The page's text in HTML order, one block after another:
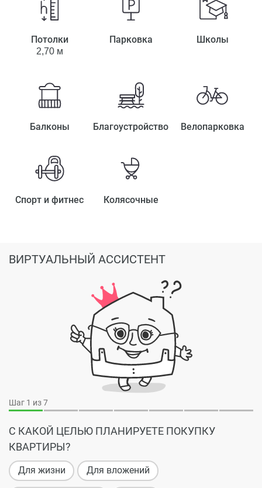
Потолки
2,70 м
Парковка Школы
Балконы Благоустройство Велопарковка
Спорт и фитнес Колясочные
Шаг 1 из 7
С КАКОЙ ЦЕЛЬЮ ПЛАНИРУЕТЕ ПОКУПКУ
КВАРТИРЫ?
Для жизни Для вложений
ВИРТУАЛЬНЫЙ АССИСТЕНТ